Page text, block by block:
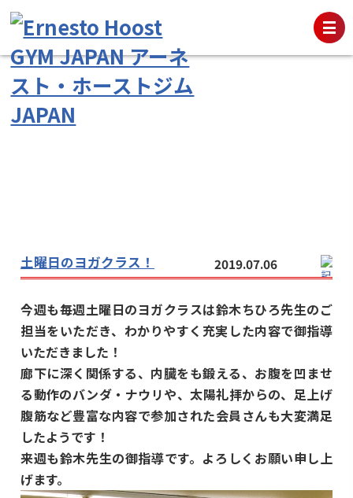
土曜日のヨガクラス！ 2019.07.06
今週も毎週土曜日のヨガクラスは鈴木ちひろ先生のご
担当をいただき、わかりやすく充実した内容で御指導
いただきました！
廊下に深く関係する、内臓をも鍛える、お腹を凹ませ
る動作のバンダ・ナウリや、太陽礼拝からの、足上げ
腹筋など豊富な内容で参加された会員さんも大変満足
したようです！
来週も鈴木先生の御指導です。よろしくお願い申し上
げます。